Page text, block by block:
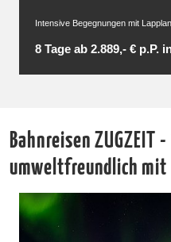
Intensive Begegnungen mit
8 Tage ab 2.889,- € p.P.
Bahnreisen ZUGZEIT
umweltfreundlich mit